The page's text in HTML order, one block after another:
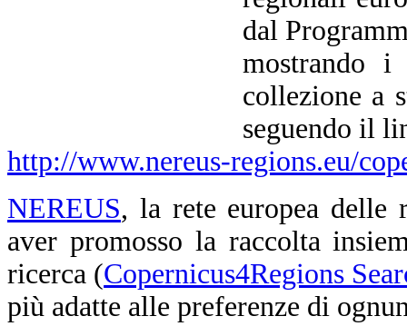
dal
mostrando
collezione a
seguendo il
http://www.nereus-regions.eu/
NEREUS, la rete europea delle
aver promosso la raccolta
ricerca (Copernicus4Regions
più adatte alle preferenze di